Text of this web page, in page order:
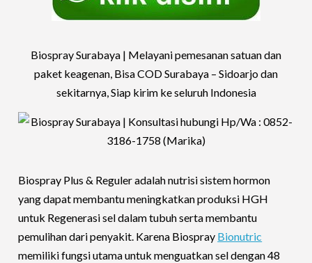
Biospray Surabaya | Melayani pemesanan satuan dan
paket keagenan, Bisa COD Surabaya – Sidoarjo dan
sekitarnya, Siap kirim ke seluruh Indonesia
Biospray Plus & Reguler adalah nutrisi sistem hormon
yang dapat membantu meningkatkan produksi HGH
untuk Regenerasi sel dalam tubuh serta membantu
pemulihan dari penyakit. Karena Biospray Bionutric
memiliki fungsi utama untuk menguatkan sel dengan 48